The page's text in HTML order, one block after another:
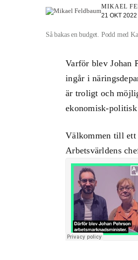
MIKAEL
21 OKT
Så bakas en budget. Podd med
Varför blev Johan
ingår i
är troligt och
ekonomisk-politisk
Välkommen till ett
Arbetsvärldens